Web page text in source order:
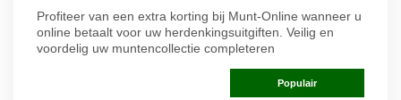
Profiteer van een extra korting bij Munt-Online wanneer u
online betaalt voor uw herdenkingsuitgiften. Veilig en
voordelig uw muntencollectie completeren
Populair